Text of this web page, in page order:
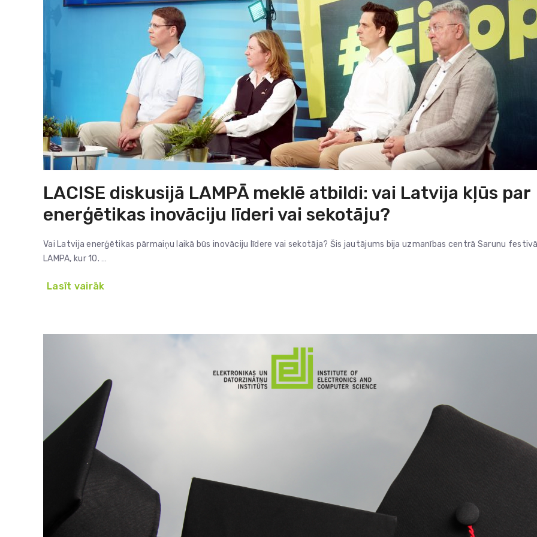
LACISE diskusijā LAMPĀ meklē atbildi: vai Latvija kļūs par
enerģētikas inovāciju līderi vai sekotāju?
Vai Latvija enerģētikas pārmaiņu laikā būs inovāciju līdere vai sekotāja? Šis jautājums bija uzmanības centrā Sarunu
LAMPA, kur 10. …
Lasīt vairāk